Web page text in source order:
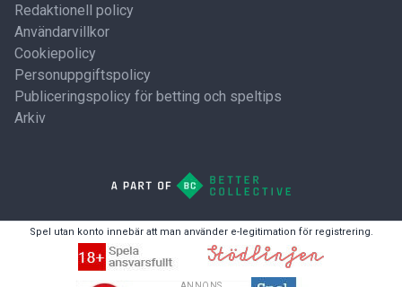
Redaktionell policy
Användarvillkor
Cookiepolicy
Personuppgiftspolicy
Publiceringspolicy för betting och speltips
Arkiv
Spel utan konto innebär att man använder e-legitimation för registrering.